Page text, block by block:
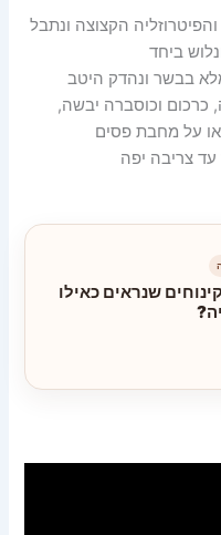
הקצוצה ונתבל
ביחד
וכוסברה יבשה,
או על מחבת פסים
שנראים כאילו